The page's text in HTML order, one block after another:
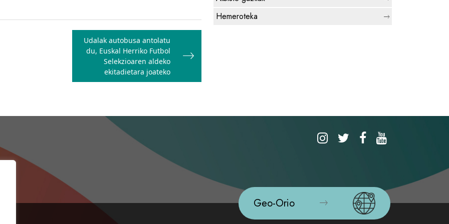
Udalak autobusa antolatu
du, Euskal Herriko Futbol
Selekzioaren aldeko
ekitadietara joateko
Hemeroteka
Geo-Orio